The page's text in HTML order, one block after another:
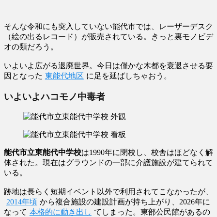
そんな令和にも突入していない能代市では、レーザーデスク
（絵の出るレコード）が販売されている。きっと裏モノビデ
オの類だろう。
いよいよ広がる退廃世界。今日は僅かな木都を衰退させる要
因となった 東能代地区 に足を延ばしちゃおう。
いよいよハコモノ中毒者
能代市立東能代中学校は1990年に閉校し、校舎はほどなく解
体された。現在はグラウンドの一部に介護施設が建てられて
いる。
跡地は長らく短期イベント以外で利用されてこなかったが、
2014年頃 から複合施設の建設計画が持ち上がり、2026年に
なって 本格的に動き出し てしまった。東部公民館があるの